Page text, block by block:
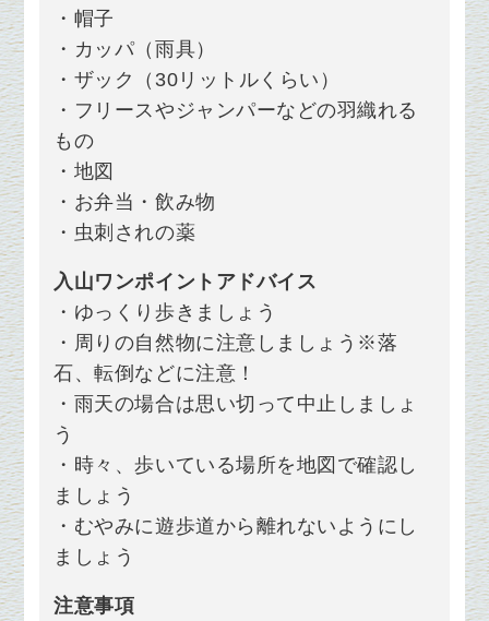
・帽子
・カッパ（雨具）
・ザック（30リットルくらい）
・フリースやジャンパーなどの羽織れる
もの
・地図
・お弁当・飲み物
・虫刺されの薬
入山ワンポイントアドバイス
・ゆっくり歩きましょう
・周りの自然物に注意しましょう ※落
石、転倒などに注意！
・雨天の場合は思い切って中止しましょ
う
・時々、歩いている場所を地図で確認し
ましょう
・むやみに遊歩道から離れないようにし
ましょう
注意事項